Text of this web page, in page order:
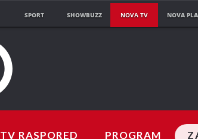
SPORT SHOWBUZZ NOVA TV NOVA
TV RASPORED PROGRAM